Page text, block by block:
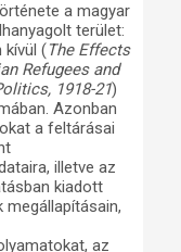
a magyar
terület:
kívül (The Effects
Refugees and
1918-21)
Azonban
a feltárásai
illetve az
kiadott
megállapításain,
az